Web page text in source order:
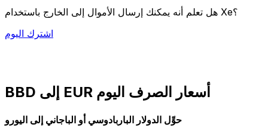
هل تعلم أنه يمكنك إرسال الأموال إلى الخارج باستخدام Xe؟
اشترك اليوم
BBD إلى EUR أسعار الصرف اليوم
حوِّل الدولار الباربادوسي أو الباجاني إلى اليورو